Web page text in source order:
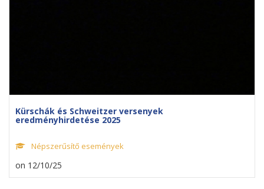
Kürschák és Schweitzer versenyek
eredményhirdetése 2025
Népszerűsítő események
on 12/10/25